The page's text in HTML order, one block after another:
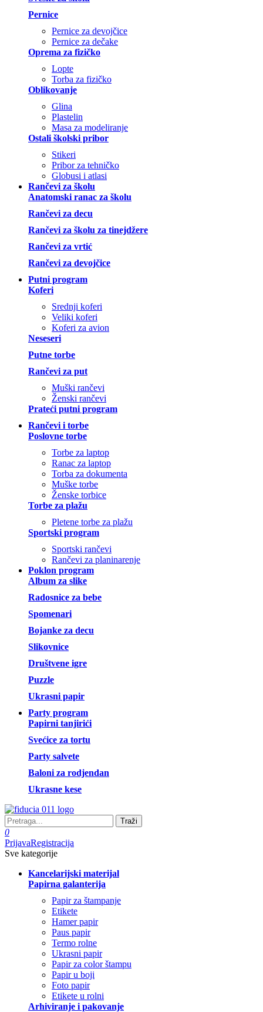
Pernice
Pernice za devojčice
Pernice za dečake
Oprema za fizičko
Lopte
Torba za fizičko
Oblikovanje
Glina
Plastelin
Masa za modeliranje
Ostali školski pribor
Stikeri
Pribor za tehničko
Globusi i atlasi
Rančevi za školu
Anatomski ranac za školu
Rančevi za decu
Rančevi za školu za tinejdžere
Rančevi za vrtić
Rančevi za devojčice
Putni program
Koferi
Srednji koferi
Veliki koferi
Koferi za avion
Neseseri
Putne torbe
Rančevi za put
Muški rančevi
Ženski rančevi
Prateći putni program
Rančevi i torbe
Poslovne torbe
Torbe za laptop
Ranac za laptop
Torba za dokumenta
Muške torbe
Ženske torbice
Torbe za plažu
Pletene torbe za plažu
Sportski program
Sportski rančevi
Rančevi za planinarenje
Poklon program
Album za slike
Radosnice za bebe
Spomenari
Bojanke za decu
Slikovnice
Društvene igre
Puzzle
Ukrasni papir
Party program
Papirni tanjirići
Svećice za tortu
Party salvete
Baloni za rodjendan
Ukrasne kese
Traži
0
PrijavaRegistracija
Sve kategorije
Kancelarijski materijal
Papirna galanterija
Papir za štampanje
Etikete
Hamer papir
Paus papir
Termo rolne
Ukrasni papir
Papir za color štampu
Papir u boji
Foto papir
Etikete u rolni
Arhiviranje i pakovanje